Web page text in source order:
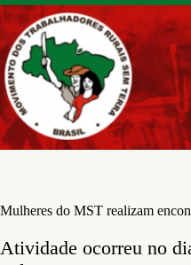
Pular
para
o
conteúdo
Mulheres do MST realizam
Atividade ocorreu no